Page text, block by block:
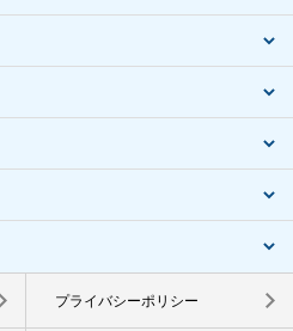
プライバシーポリシー